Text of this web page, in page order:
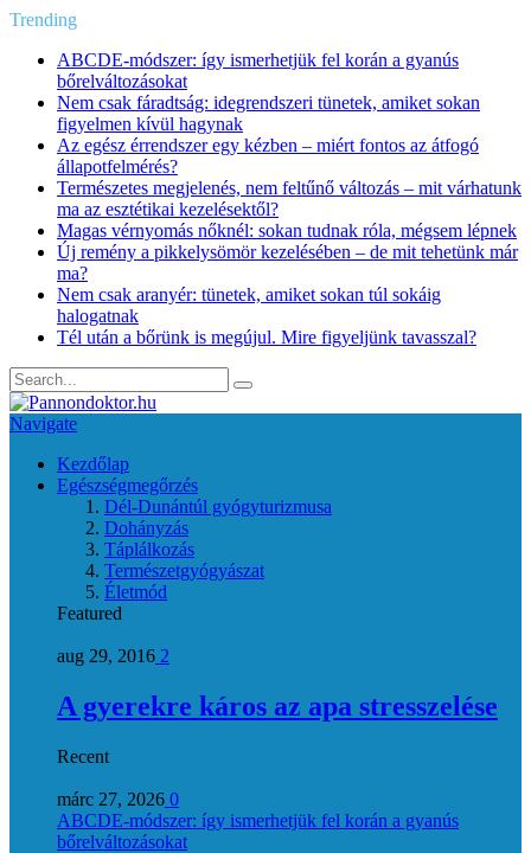
Trending
ABCDE‑módszer: így ismerhetjük fel korán a gyanús
bőrelváltozásokat
Nem csak fáradtság: idegrendszeri tünetek, amiket sokan
figyelmen kívül hagynak
Az egész érrendszer egy kézben – miért fontos az átfogó
állapotfelmérés?
Természetes megjelenés, nem feltűnő változás – mit várhatunk
ma az esztétikai kezelésektől?
Magas vérnyomás nőknél: sokan tudnak róla, mégsem lépnek
Új remény a pikkelysömör kezelésében – de mit tehetünk már
ma?
Nem csak aranyér: tünetek, amiket sokan túl sokáig
halogatnak
Tél után a bőrünk is megújul. Mire figyeljünk tavasszal?
Navigate
Kezdőlap
Egészségmegőrzés
Dél-Dunántúl gyógyturizmusa
Dohányzás
Táplálkozás
Természetgyógyászat
Életmód
Featured
aug 29, 2016 2
A gyerekre káros az apa stresszelése
Recent
márc 27, 2026 0
ABCDE‑módszer: így ismerhetjük fel korán a gyanús
bőrelváltozásokat